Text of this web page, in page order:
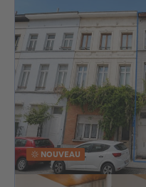
NOUVEAU